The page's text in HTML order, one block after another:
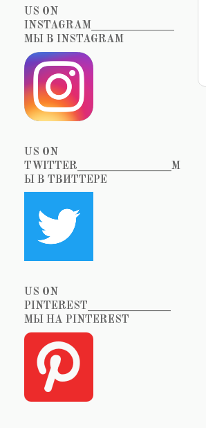
US ON
INSTAGRAM_______________
МЫ В INSTAGRAM
US ON
TWITTER_________________М
Ы В ТВИТТЕРЕ
US ON
PINTEREST_______________
МЫ НА PINTEREST